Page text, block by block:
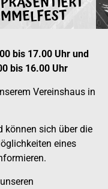
bis 17.00 Uhr und
bis 16.00 Uhr
Vereinshaus in
können sich über die
eines